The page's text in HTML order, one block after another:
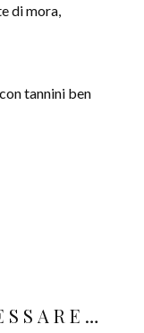
di mora,
tannini ben